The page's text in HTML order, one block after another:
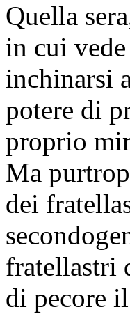
Quella
in cui
inchinarsi
potere di
proprio
Ma
dei
fratellastri
di pecore